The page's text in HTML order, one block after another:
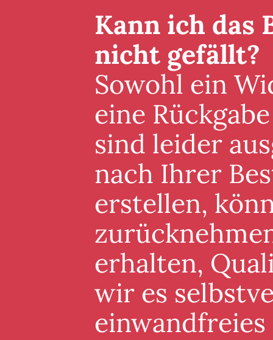
Kann ich das
nicht gefällt?
Sowohl ein
eine
sind leider
nach Ihrer
erstellen,
erhalten,
wir es